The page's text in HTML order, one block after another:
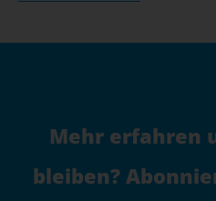
Mehr erfahren
bleiben?